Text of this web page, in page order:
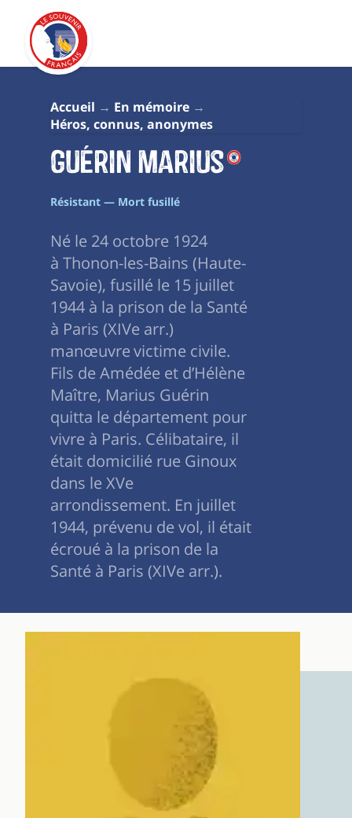
Accueil
En mémoire
Héros, connus, anonymes
Guérin Marius
Résistant — Mort fusillé
Né le 24 octobre 1924
à Thonon-les-Bains (Haute-
Savoie), fusillé le 15 juillet
1944 à la prison de la Santé
à Paris (XIVe arr.)
manœuvre victime civile.
Fils de Amédée et d’Hélène
Maître, Marius Guérin
quitta le département pour
vivre à Paris. Célibataire, il
était domicilié rue Ginoux
dans le XVe
arrondissement. En juillet
1944, prévenu de vol, il était
écroué à la prison de la
Santé à Paris (XIVe arr.).